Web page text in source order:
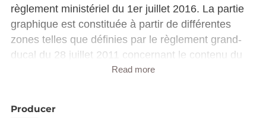
règlement ministériel du 1er juillet 2016. La partie
graphique est constituée à partir de différentes
zones telles que définies par le règlement grand-
ducal du 28 juillet 2011 concernant le contenu du
plan d’aménagement général d’une commune.
format « DOCX ».
Read more
Producer